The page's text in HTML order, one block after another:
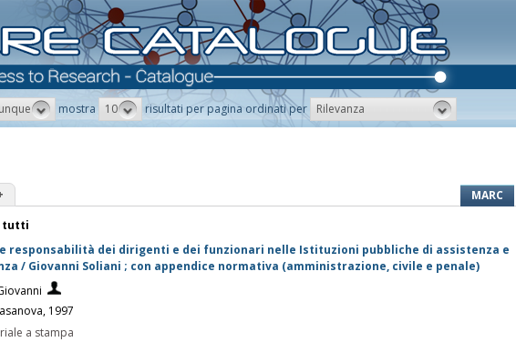
mostra 10 risultati per pagina ordinati per Rilevanza
MARC
tutti
responsabilità dei dirigenti e dei funzionari nelle Istituzioni pubbliche di assistenza e
/ Giovanni Soliani ; con appendice normativa (amministrazione, civile e penale)
1997
a stampa